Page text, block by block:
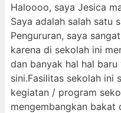
Haloooo, saya Jesica
Saya adalah salah satu
Pengururan, saya
karena di sekolah ini
dan banyak hal hal
sini.Fasilitas sekolah ini
kegiatan / program
mengembangkan